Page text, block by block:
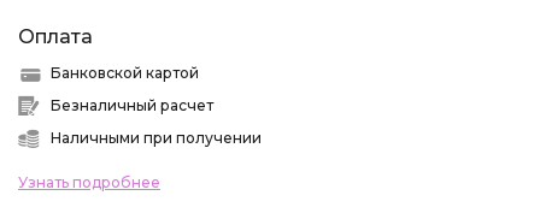
Оплата
Банковской картой
Безналичный расчет
Наличными при получении
Узнать подробнее